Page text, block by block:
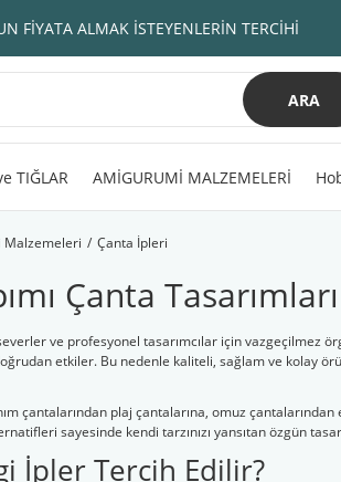
FİYATA ALMAK İSTEYENLERİN TERCİHİ
ARA
TIĞLAR AMİGURUMİ MALZEMELERİ
Malzemeleri Çanta İpleri
Çanta
ve profesyonel tasarımcılar için vazgeçilmez
etkiler. Bu nedenle kaliteli, sağlam ve kolay
çantalarından plaj çantalarına, omuz
sayesinde kendi tarzınızı yansıtan özgün
İpler Tercih Edilir?